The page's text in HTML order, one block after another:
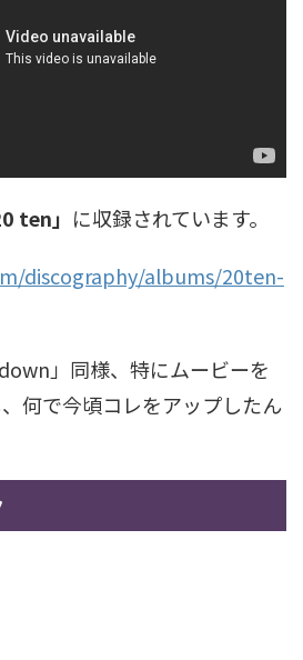
ten」 に収録されています。
discography/albums/20ten-
」同様、特にムービーを
何で今頃コレをアップしたん